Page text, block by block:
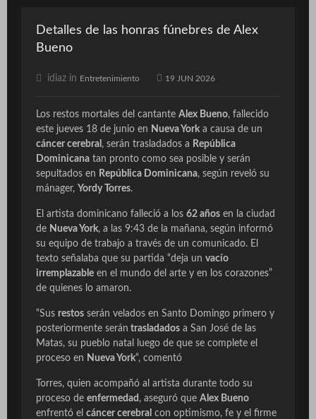
Detalles de las honras fúnebres de Alex
Bueno
idiaz in Entretenimiento 19 JUN 2026
Los restos mortales del cantante Alex Bueno, fallecido
este jueves 18 de junio en Nueva Yorka causa de un
cáncer cerebral , serán trasladados a República
Dominicana tan pronto como sea posible y serán
sepultados en República Dominicana, según reveló su
mánager, Yordy Torres.
El artista dominicano falleció a los 62 años en la ciudad
de Nueva York, a las 9:43 de la mañana, según informó
su equipo de trabajo a través de un comunicado. El
texto señalaba que su partida “deja un vacío
irremplazable en el mundo del arte y en los corazones”
de quienes lo amaron.
“Sus restos serán velados en Santo Domingo primero y
posteriormente serán trasladados a San José de las
Matas, su pueblo natal luego de que se complete el
proceso en Nueva York“, comentó
Torres, quien acompañó al artista durante todo su
proceso de enfermedad , aseguró que Alex Bueno
enfrentó el cáncer cerebral con optimismo, fe y el firme